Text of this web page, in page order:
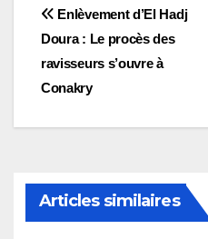
Navigation
de
l’article
Enlèvement d’El Hadj
Doura : Le procès des
ravisseurs s’ouvre à
Conakry
Articles similaires